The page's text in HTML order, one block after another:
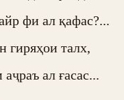
фи ал қафас?...
гиряҳои талх,
ал ғасас...